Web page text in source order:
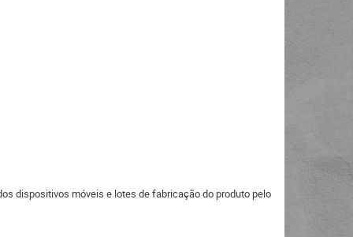
dispositivos móveis e lotes de fabricação do produto pelo